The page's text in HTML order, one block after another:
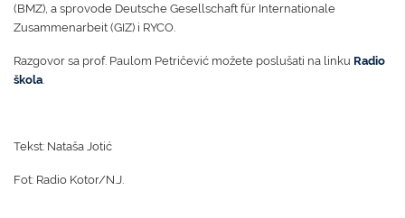
(BMZ), a sprovode Deutsche Gesellschaft für Internationale
Zusammenarbeit (GIZ) i RYCO.
Razgovor sa prof. Paulom Petričević možete poslušati na linku Radio
škola.
Tekst: Nataša Jotić
Fot: Radio Kotor/N.J.